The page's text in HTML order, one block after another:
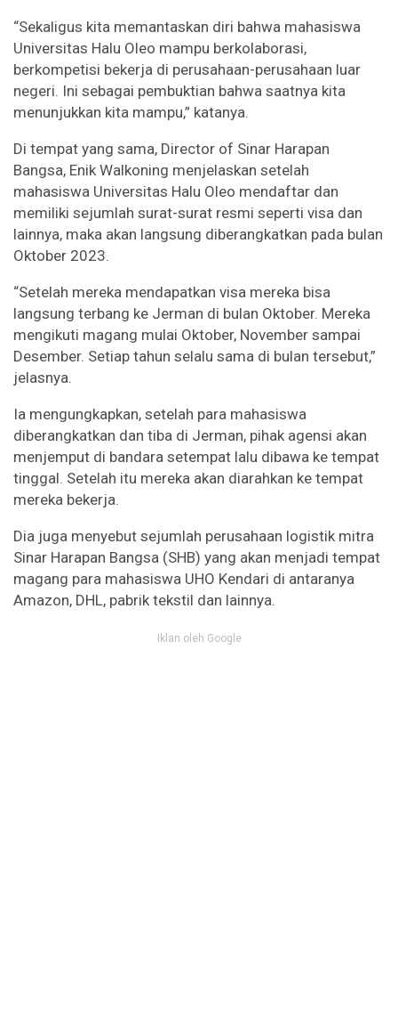
“Sekaligus kita memantaskan diri bahwa mahasiswa
Universitas Halu Oleo mampu berkolaborasi,
berkompetisi bekerja di perusahaan-perusahaan luar
negeri. Ini sebagai pembuktian bahwa saatnya kita
menunjukkan kita mampu,” katanya.
Di tempat yang sama, Director of Sinar Harapan
Bangsa, Enik Walkoning menjelaskan setelah
mahasiswa Universitas Halu Oleo mendaftar dan
memiliki sejumlah surat-surat resmi seperti visa dan
lainnya, maka akan langsung diberangkatkan pada bulan
Oktober 2023.
“Setelah mereka mendapatkan visa mereka bisa
langsung terbang ke Jerman di bulan Oktober. Mereka
mengikuti magang mulai Oktober, November sampai
Desember. Setiap tahun selalu sama di bulan tersebut,”
jelasnya.
Ia mengungkapkan, setelah para mahasiswa
diberangkatkan dan tiba di Jerman, pihak agensi akan
menjemput di bandara setempat lalu dibawa ke tempat
tinggal. Setelah itu mereka akan diarahkan ke tempat
mereka bekerja.
Dia juga menyebut sejumlah perusahaan logistik mitra
Sinar Harapan Bangsa (SHB) yang akan menjadi tempat
magang para mahasiswa UHO Kendari di antaranya
Amazon, DHL, pabrik tekstil dan lainnya.
Iklan oleh Google